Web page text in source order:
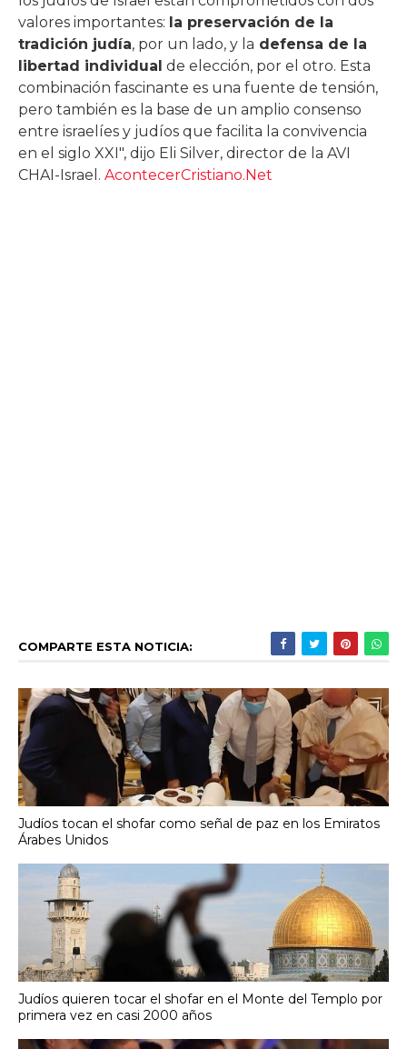
valores importantes: la preservación de la
tradición judía, por un lado, y la defensa de la
libertad individual de elección, por el otro. Esta
combinación fascinante es una fuente de tensión,
pero también es la base de un amplio consenso
entre israelíes y judíos que facilita la convivencia
en el siglo XXI", dijo Eli Silver, director de la AVI
CHAI-Israel. AcontecerCristiano.Net
COMPARTE ESTA NOTICIA:
Judíos tocan el shofar como señal de paz en los Emiratos
Árabes Unidos
Judíos quieren tocar el shofar en el Monte del Templo por
primera vez en casi 2000 años